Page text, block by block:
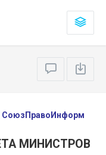
СоюзПравоИнформ
МИНИСТРОВ